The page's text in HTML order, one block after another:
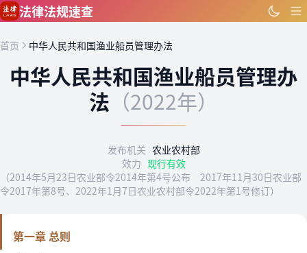
跳到主要内容
法律法规速查
首页 中华人民共和国渔业船员管理办法
中华人民共和国渔业船员管理办
法 （2022年）
发布机关 农业农村部
效力 现行有效
（2014年5月23日农业部令2014年第4号公布 2017年11月30日农业部
令2017年第8号、2022年1月7日农业农村部令2022年第1号修订）
第一章 总则